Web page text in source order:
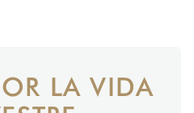
LA VIDA